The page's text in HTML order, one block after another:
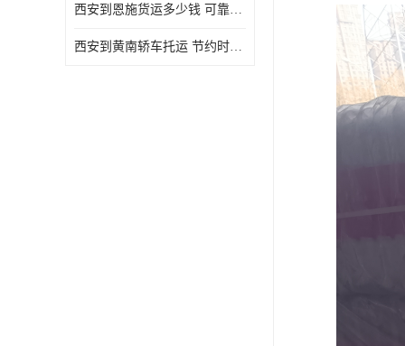
西安到恩施货运多少钱 可靠性高 灵活性高 持续性长
西安到黄南轿车托运 节约时间 随时查询车辆时实位置